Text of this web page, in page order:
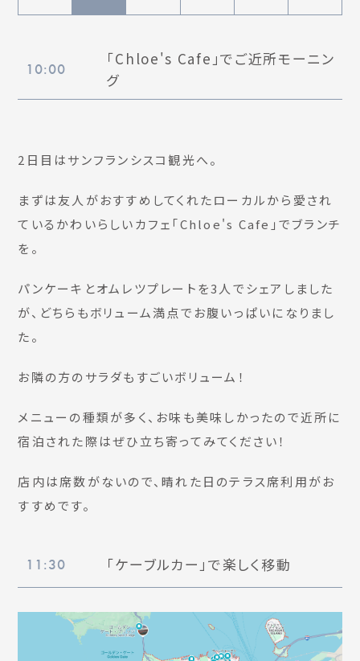
10:00
「Chloe's Cafe」でご近所モーニン
グ
2日目はサンフランシスコ観光へ。
まずは友人がおすすめしてくれたローカルから愛され
ているかわいらしいカフェ「Chloe's Cafe」でブランチ
を。
パンケーキとオムレツプレートを3人でシェアしました
が、どちらもボリューム満点でお腹いっぱいになりまし
た。
お隣の方のサラダもすごいボリューム！
メニューの種類が多く、お味も美味しかったので近所に
宿泊された際はぜひ立ち寄ってみてください！
店内は席数がないので、晴れた日のテラス席利用がお
すすめです。
11:30 「ケーブルカー」で楽しく移動